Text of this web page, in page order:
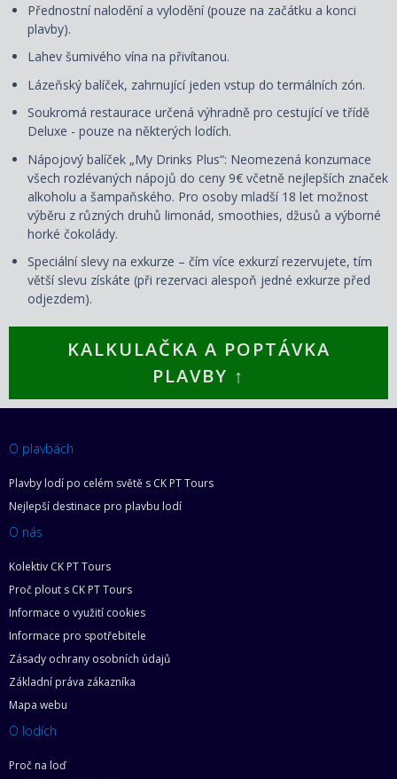
Přednostní nalodění a vylodění (pouze na začátku a konci
plavby).
Lahev šumivého vína na přivítanou.
Lázeňský balíček, zahrnující jeden vstup do termálních zón.
Soukromá restaurace určená výhradně pro cestující ve třídě
Deluxe - pouze na některých lodích.
Nápojový balíček „My Drinks Plus“: Neomezená konzumace
všech rozlévaných nápojů do ceny 9€ včetně nejlepších značek
alkoholu a šampaňského. Pro osoby mladší 18 let možnost
výběru z různých druhů limonád, smoothies, džusů a výborné
horké čokolády.
Speciální slevy na exkurze – čím více exkurzí rezervujete, tím
větší slevu získáte (při rezervaci alespoň jedné exkurze před
odjezdem).
KALKULAČKA A POPTÁVKA
PLAVBY ↑
O plavbách
Plavby lodí po celém světě s CK PT Tours
Nejlepší destinace pro plavbu lodí
O nás
Kolektiv CK PT Tours
Proč plout s CK PT Tours
Informace o využití cookies
Informace pro spotřebitele
Zásady ochrany osobních údajů
Základní práva zákazníka
Mapa webu
O lodích
Proč na loď